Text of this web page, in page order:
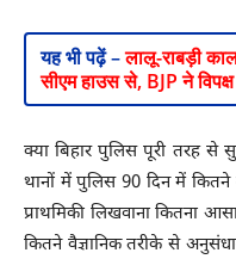
यह भी पढ़ें –लालू-राबड़ी
सीएम हाउस से, BJP ने
क्या बिहार पुलिस पूरी तरह से
थानों में पुलिस 90 दिन में कितने
प्राथमिकी लिखवाना कितना
कितने वैज्ञानिक तरीके से